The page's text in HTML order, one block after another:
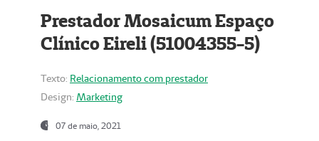
Prestador Mosaicum Espaço
Clínico Eireli (51004355-5)
Texto: Relacionamento com prestador
Design: Marketing
07 de maio, 2021